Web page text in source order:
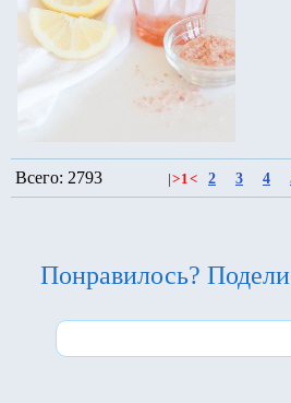
Всего: 2793 >1< 2 3 4
Понравилось?